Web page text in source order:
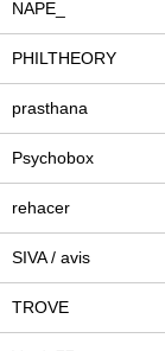
NAPE_
PHILTHEORY
prasthana
Psychobox
rehacer
SIVA / avis
TROVE